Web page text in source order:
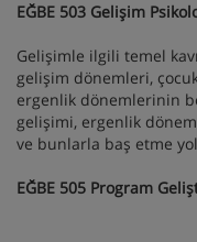
EĞBE 503 Gelişim
(2-
Gelişimle ilgili temel
gelişim dönemleri,
ergenlik dönemlerinin
gelişimi, ergenlik
ve bunlarla baş etme
EĞBE 505 Program
(2-